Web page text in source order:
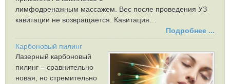
лимфодренажным массажем. Вес после проведения УЗ
кавитации не возвращается. Кавитация…
Подробнее ...
Карбоновый пилинг
Лазерный карбоновый
пилинг – сравнительно
новая, но стремительно